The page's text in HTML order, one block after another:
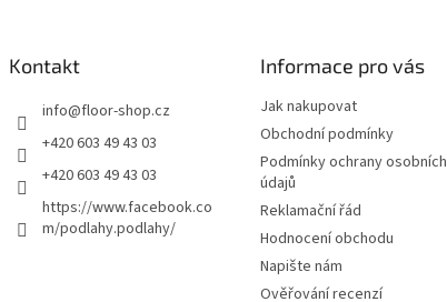
Kontakt
info@floor-shop.cz
+420 603 49 43 03
+420 603 49 43 03
https://www.facebook.co
m/podlahy.podlahy/
Informace pro vás
Jak nakupovat
Obchodní podmínky
Podmínky ochrany osobních
údajů
Reklamační řád
Hodnocení obchodu
Napište nám
Ověřování recenzí